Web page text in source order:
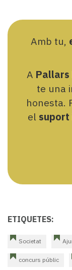
Amb tu,
A
te una
honesta.
el suport
ETIQUETES:
Societat
concurs públic